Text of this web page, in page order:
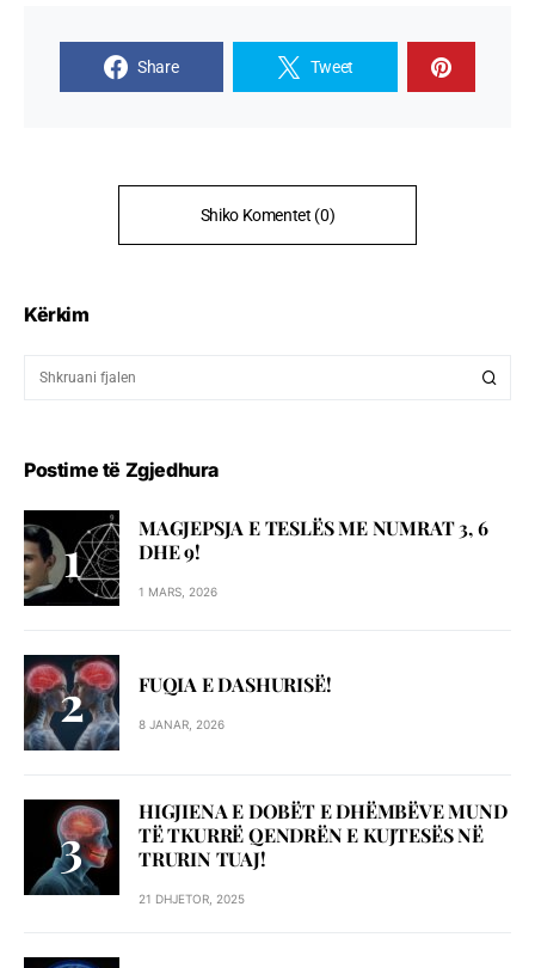
Share Tweet
Shiko Komentet (0)
Kërkim
Postime të Zgjedhura
MAGJEPSJA E TESLËS ME NUMRAT 3, 6
DHE 9!
1 MARS, 2026
FUQIA E DASHURISË!
8 JANAR, 2026
HIGJIENA E DOBËT E DHËMBËVE MUND
TË TKURRË QENDRËN E KUJTESËS NË
TRURIN TUAJ!
21 DHJETOR, 2025